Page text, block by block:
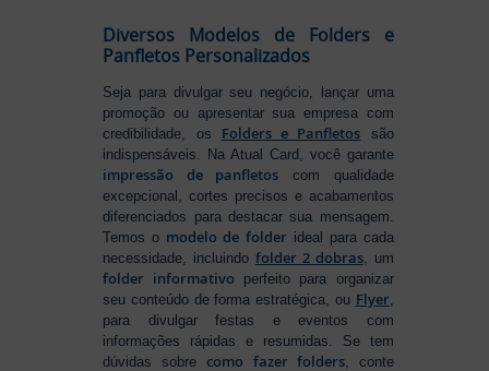
Diversos Modelos de Folders e
Panfletos Personalizados
Seja para divulgar seu negócio, lançar uma
promoção ou apresentar sua empresa com
credibilidade, os Folders e Panfletos são
indispensáveis. Na Atual Card, você garante
impressão de panfletos com qualidade
excepcional, cortes precisos e acabamentos
diferenciados para destacar sua mensagem.
Temos o modelo de folder ideal para cada
necessidade, incluindofolder 2 dobras, um
folder informativo perfeito para organizar
seu conteúdo de forma estratégica, ou Flyer
para divulgar festas e eventos com
informações rápidas e resumidas. Se tem
dúvidas sobrecomo fazer folders, conte